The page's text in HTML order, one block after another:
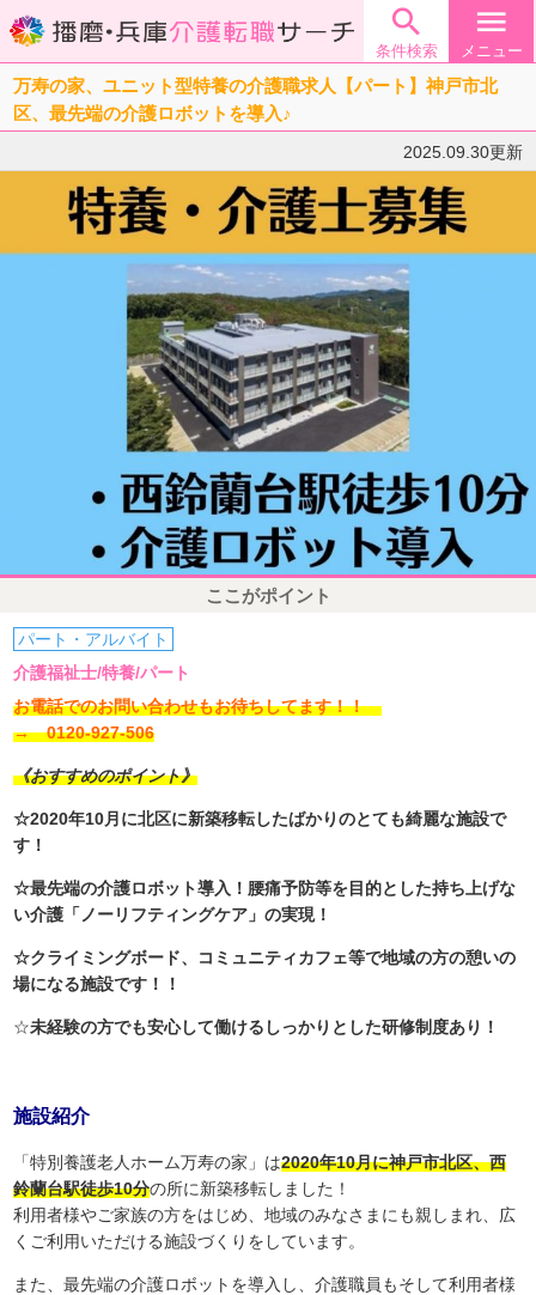

条件検索
menu
メニュー
万寿の家、ユニット型特養の介護職求人【パート】神戸市北
区、最先端の介護ロボットを導入♪
2025.09.30更新
ここがポイント
パート・アルバイト
介護福祉士/特養/パート
お電話でのお問い合わせもお待ちしてます！！
→ 0120-927-506
《おすすめのポイント》
☆2020年10月に北区に新築移転したばかりのとても綺麗な施設で
す！
☆最先端の介護ロボット導入！腰痛予防等を目的とした持ち上げな
い介護「ノーリフティングケア」の実現！
☆クライミングボード、コミュニティカフェ等で地域の方の憩いの
場になる施設です！！
☆未経験の方でも安心して働けるしっかりとした研修制度あり！
施設紹介
「特別養護老人ホーム万寿の家」は2020年10月に神戸市北区、西
鈴蘭台駅徒歩10分の所に新築移転しました！
利用者様やご家族の方をはじめ、地域のみなさまにも親しまれ、広
くご利用いただける施設づくりをしています。
また、最先端の介護ロボットを導入し、介護職員もそして利用者様